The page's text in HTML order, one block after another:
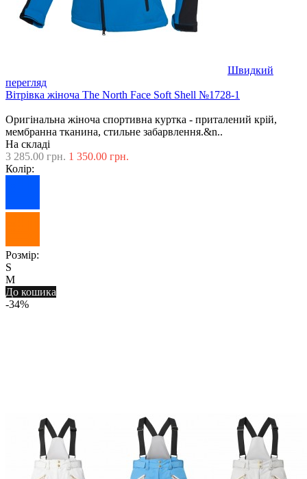
Швидкий
перегляд
Вітрівка жіноча The North Face Soft Shell №1728-1
Оригінальна жіноча спортивна куртка - приталений крій,
мембранна тканина, стильне забарвлення.&n..
На складі
3 285.00 грн. 1 350.00 грн.
Колір:
Розмір:
S
M
До кошика
-34%